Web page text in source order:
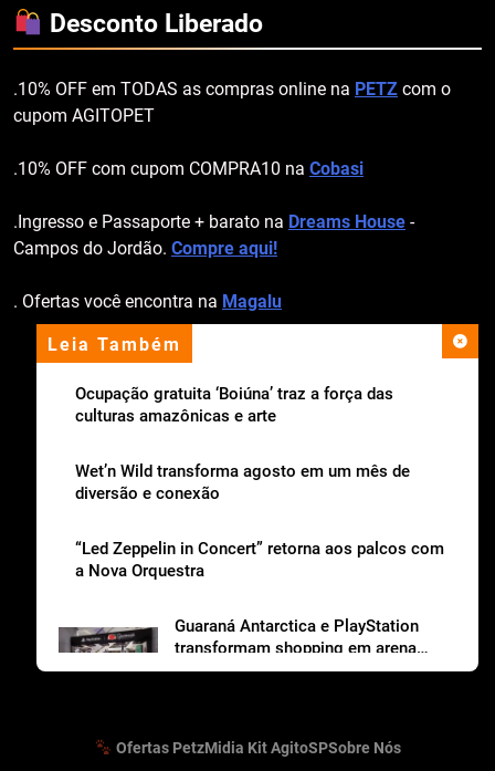
Leia Também
Ocupação gratuita ‘Boiúna’ traz a força das
culturas amazônicas e arte
Wet’n Wild transforma agosto em um mês de
diversão e conexão
“Led Zeppelin in Concert” retorna aos palcos com
a Nova Orquestra
Guaraná Antarctica e PlayStation
transformam shopping em arena
gamer gratuita
Desconto Liberado
.10% OFF em TODAS as compras online na PETZ com o
cupom AGITOPET
.10% OFF com cupom COMPRA10 na Cobasi
.Ingresso e Passaporte + barato na Dreams House -
Campos do Jordão. Compre aqui!
. Ofertas você encontra na Magalu
apoio institucional
Ofertas PetzMidia Kit AgitoSPSobre Nós